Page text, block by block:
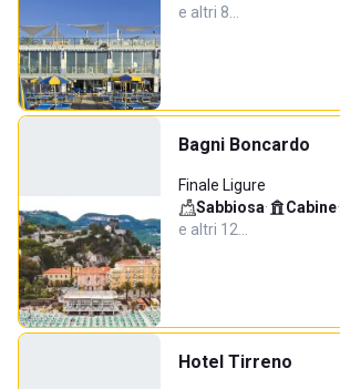
e altri 8…
Bagni Boncardo
Finale Ligure
Sabbiosa· Cabine·
e altri 12…
Hotel Tirreno